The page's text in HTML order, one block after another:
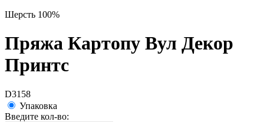
Шерсть 100%
Пряжа Картопу Вул Декор
Принтс
D3158
Упаковка
Введите кол-во: